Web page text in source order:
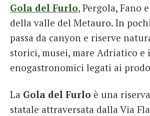
Gola del Furlo, Pergola, Fano
della valle del Metauro. In
passa da canyon e riserve
storici, musei, mare Adriatico
enogastronomici legati ai
La Gola del Furlo è una
statale attraversata dalla Via